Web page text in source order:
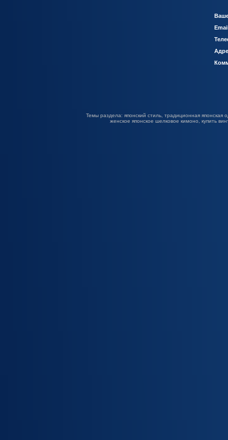
Темы раздела: японский стиль, традиционная японская
женское японское шелковое кимоно, купить